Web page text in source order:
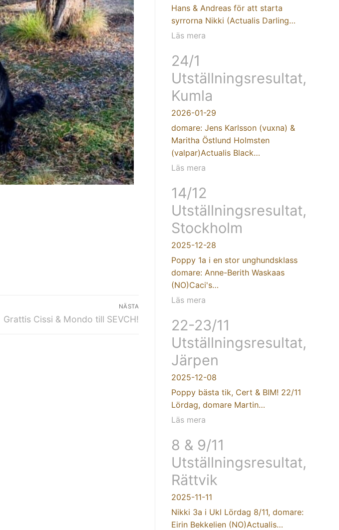
NÄSTA
Grattis Cissi & Mondo till SEVCH!
Hans & Andreas för att starta
syrrorna Nikki (Actualis Darling…
Läs mera
24/1
Utställningsresultat,
Kumla
2026-01-29
domare: Jens Karlsson (vuxna) &
Maritha Östlund Holmsten
(valpar)Actualis Black…
Läs mera
14/12
Utställningsresultat,
Stockholm
2025-12-28
Poppy 1a i en stor unghundsklass
domare: Anne-Berith Waskaas
(NO)Caci's…
Läs mera
22-23/11
Utställningsresultat,
Järpen
2025-12-08
Poppy bästa tik, Cert & BIM! 22/11
Lördag, domare Martin…
Läs mera
8 & 9/11
Utställningsresultat,
Rättvik
2025-11-11
Nikki 3a i Ukl Lördag 8/11, domare:
Eirin Bekkelien (NO)Actualis…